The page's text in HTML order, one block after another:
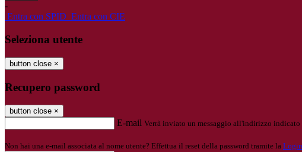
-
Entra con SPID Entra con CIE
Seleziona utente
button close ×
Recupero password
button close ×
E-mail Verrà inviato un messaggio all'indirizzo indicato
Non hai una e-mail associata al nome utente? Effettua il reset della password tramite la